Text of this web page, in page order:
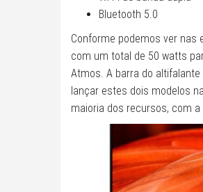
Bluetooth 5.0
Conforme podemos ver nas
com um total de 50 watts
Atmos. A barra do
lançar estes dois modelos
maioria dos recursos, com